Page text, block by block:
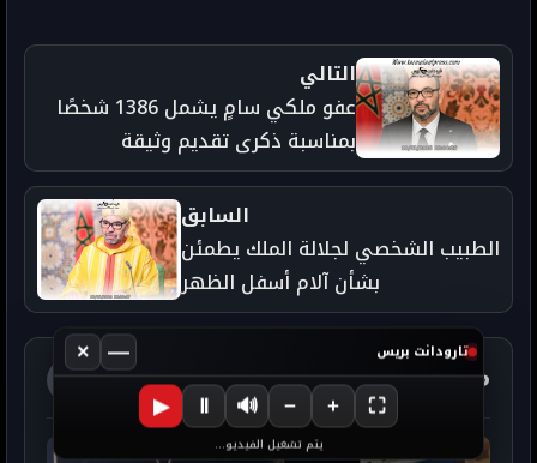
التالي
عفو ملكي سامٍ يشمل 1386 شخصًا
بمناسبة ذكرى تقديم وثيقة
الاستقلال
السابق
الطبيب الشخصي لجلالة الملك يطمئن
بشأن آلام أسفل الظهر
مواضيع ذات صلة آخر الأخبار
تارودانت بريس —
×
▶ Ⅱ 🔊 − + ⛶
يتم تشغيل الفيديو...